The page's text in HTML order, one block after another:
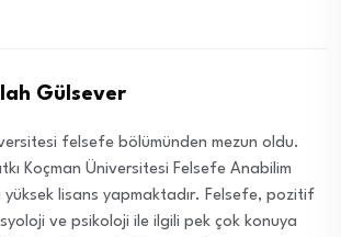
Gülsever
felsefe bölümünden mezun oldu.
Koçman Üniversitesi Felsefe Anabilim
yüksek lisans yapmaktadır. Felsefe, pozitif
ve psikoloji ile ilgili pek çok konuya